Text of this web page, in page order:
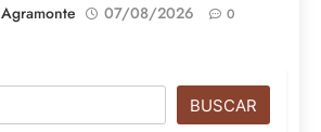
Agramonte
07/08/2026 0
BUSCAR